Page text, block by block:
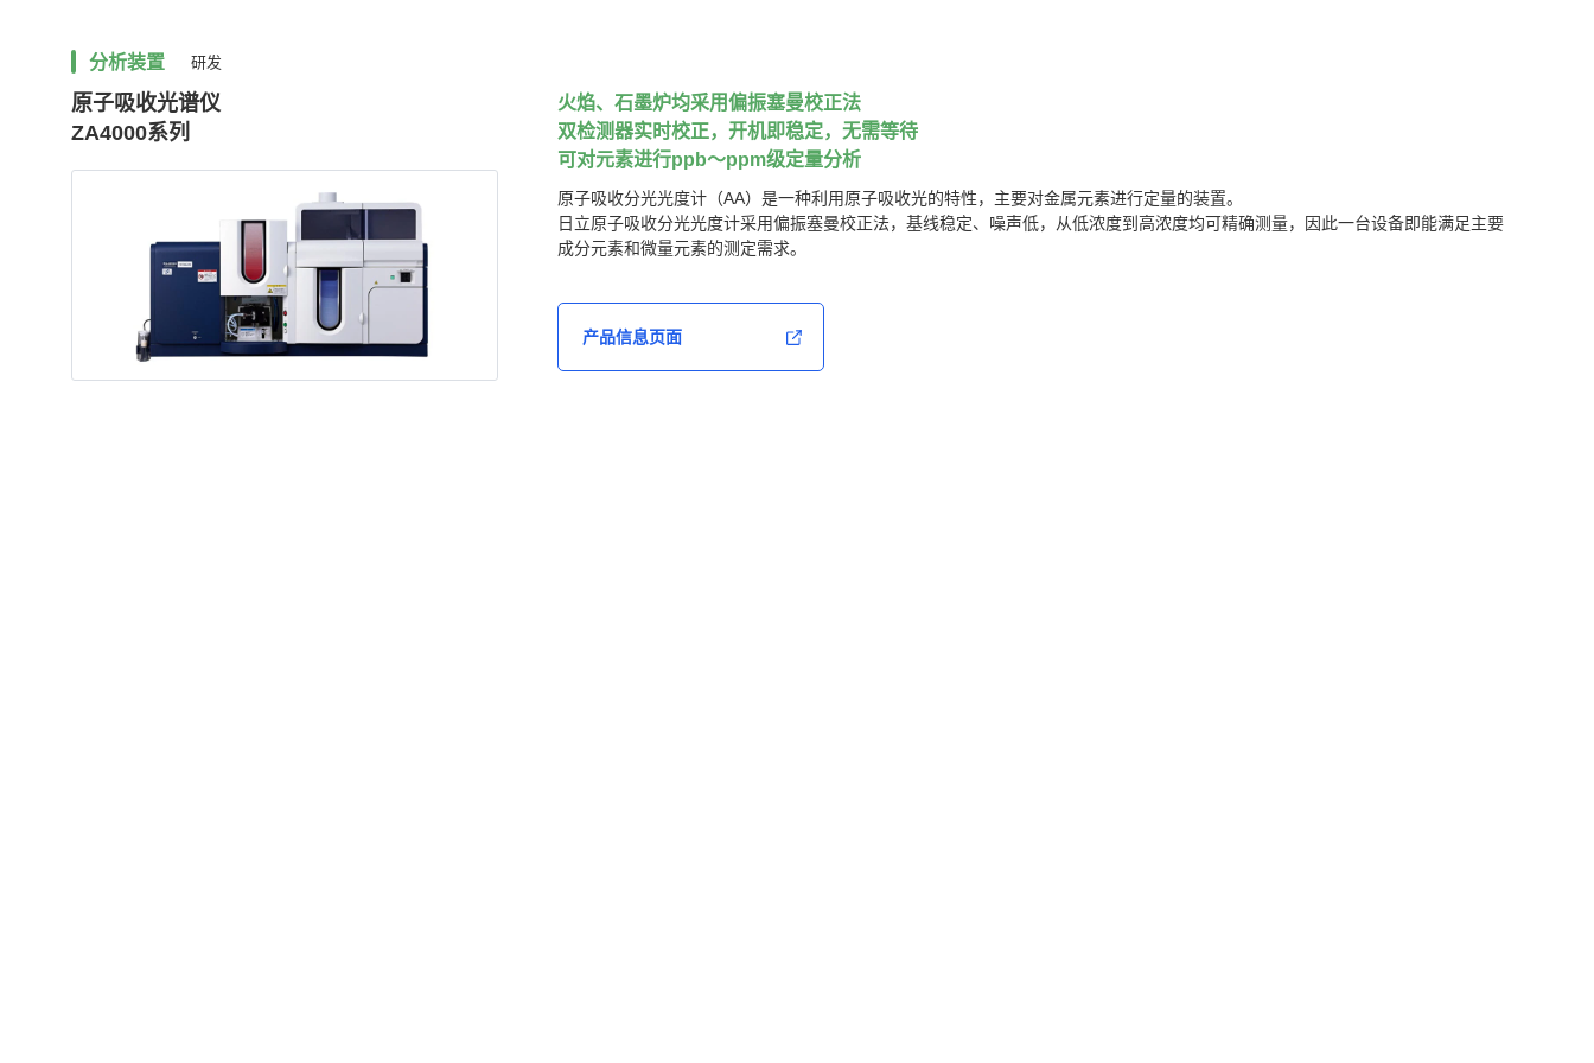
分析装置 研发
原子吸收光谱仪
ZA4000系列
火焰、石墨炉均采用偏振塞曼校正法
双检测器实时校正，开机即稳定，无需等待
可对元素进行ppb～ppm级定量分析
原子吸收分光光度计（AA）是一种利用原子吸收光的特性，主要对金属元素进行定量的装置。
日立原子吸收分光光度计采用偏振塞曼校正法，基线稳定、噪声低，从低浓度到高浓度均可精确测量，因此一台设备即能满足主要
成分元素和微量元素的测定需求。
产品信息页面